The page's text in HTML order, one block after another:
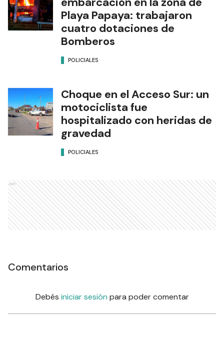
Playa Papaya: trabajaron
cuatro dotaciones de
Bomberos
POLICIALES
Choque en el Acceso Sur: un
motociclista fue
hospitalizado con heridas de
gravedad
POLICIALES
Ads
Comentarios
Debés iniciar sesión para poder comentar